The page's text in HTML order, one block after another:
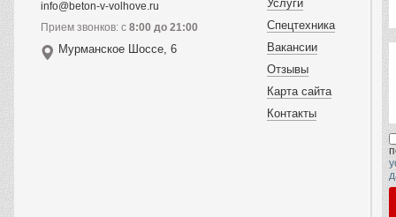
info@beton-v-volhove.ru
Прием звонков: с 8:00 до 21:00
Мурманское Шоссе, 6
Услуги
Спецтехника
Вакансии
Отзывы
Карта сайта
Контакты